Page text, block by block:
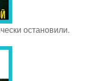
остановили.